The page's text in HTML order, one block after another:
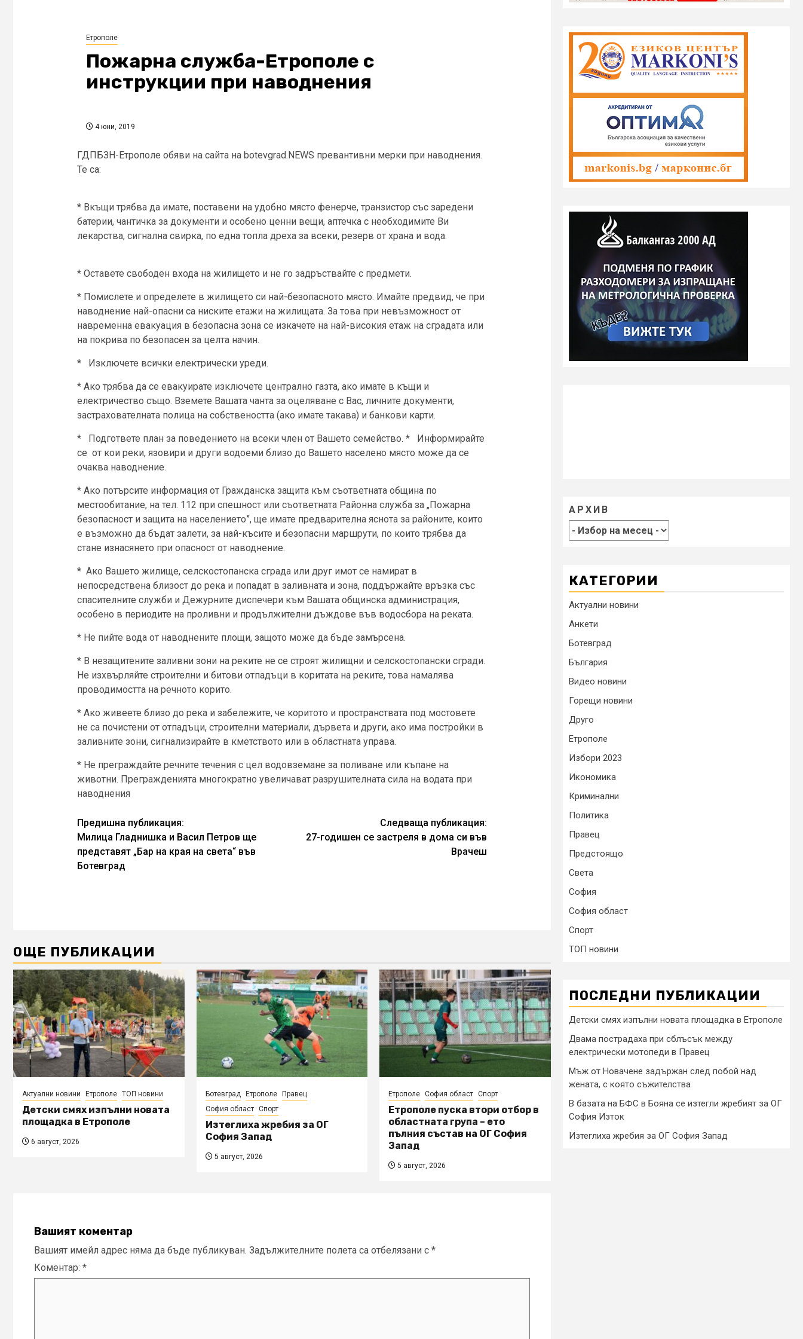
Етрополе
Пожарна служба-Етрополе с
инструкции при наводнения
4 юни, 2019
ГДПБЗН-Етрополе обяви на сайта на botevgrad.NEWS превантивни мерки при наводнения.
Те са:
* Вкъщи трябва да имате, поставени на удобно място фенерче, транзистор със заредени
батерии, чантичка за документи и особено ценни вещи, аптечка с необходимите Ви
лекарства, сигнална свирка, по една топла дреха за всеки, резерв от храна и вода.
* Оставете свободен входа на жилището и не го задръствайте с предмети.
* Помислете и определете в жилището си най-безопасното място. Имайте предвид, че при
наводнение най-опасни са ниските етажи на жилищата. За това при невъзможност от
навременна евакуация в безопасна зона се изкачете на най-високия етаж на сградата или
на покрива по безопасен за целта начин.
* Изключете всички електрически уреди.
* Ако трябва да се евакуирате изключете централно газта, ако имате в къщи и
електричество също. Вземете Вашата чанта за оцеляване с Вас, личните документи,
застрахователната полица на собствеността (ако имате такава) и банкови карти.
* Подгответе план за поведението на всеки член от Вашето семейство. * Информирайте
се от кои реки, язовири и други водоеми близо до Вашето населено място може да се
очаква наводнение.
* Ако потърсите информация от Гражданска защита към съответната община по
местообитание, на тел. 112 при спешност или съответната Районна служба за „Пожарна
безопасност и защита на населението”, ще имате предварителна яснота за районите, които
е възможно да бъдат залети, за най-късите и безопасни маршрути, по които трябва да
стане изнасянето при опасност от наводнение.
* Ако Вашето жилище, селскостопанска сграда или друг имот се намират в
непосредствена близост до река и попадат в заливната и зона, поддържайте връзка със
спасителните служби и Дежурните диспечери към Вашата общинска администрация,
особено в периодите на проливни и продължителни дъждове във водосбора на реката.
* Не пийте вода от наводнените площи, защото може да бъде замърсена.
* В незащитените заливни зони на реките не се строят жилищни и селскостопански сгради.
Не изхвърляйте строителни и битови отпадъци в коритата на реките, това намалява
проводимостта на речното корито.
* Ако живеете близо до река и забележите, че коритото и пространствата под мостовете
не са почистени от отпадъци, строителни материали, дървета и други, ако има постройки в
заливните зони, сигнализирайте в кметството или в областната управа.
* Не преграждайте речните течения с цел водовземане за поливане или къпане на
животни. Прегражденията многократно увеличават разрушителната сила на водата при
наводнения
Continue
Reading
Предишна публикация:
Милица Гладнишка и Васил Петров ще
представят „Бар на края на света“ във
Ботевград
Следваща публикация:
27-годишен се застреля в дома си във
Врачеш
ОЩЕ ПУБЛИКАЦИИ
Актуални новини Етрополе ТОП новини
Детски смях изпълни новата
площадка в Етрополе
6 август, 2026
Ботевград Етрополе
Правец
София област Спорт
Изтеглиха жребия за ОГ
София Запад
5 август, 2026
Етрополе София област Спорт
Етрополе пуска втори отбор в
областната група – ето
пълния състав на ОГ София
Запад
5 август, 2026
Вашият коментар
Вашият имейл адрес няма да бъде публикуван. Задължителните полета са отбелязани с *
Коментар: *
АРХИВ
КАТЕГОРИИ
Актуални новини
Анкети
Ботевград
България
Видео новини
Горещи новини
Друго
Етрополе
Избори 2023
Икономика
Криминални
Политика
Правец
Предстоящо
Света
София
София област
Спорт
ТОП новини
ПОСЛЕДНИ ПУБЛИКАЦИИ
Детски смях изпълни новата площадка в Етрополе
Двама пострадаха при сблъсък между
електрически мотопеди в Правец
Мъж от Новачене задържан след побой над
жената, с която съжителства
В базата на БФС в Бояна се изтегли жребият за ОГ
София Изток
Изтеглиха жребия за ОГ София Запад